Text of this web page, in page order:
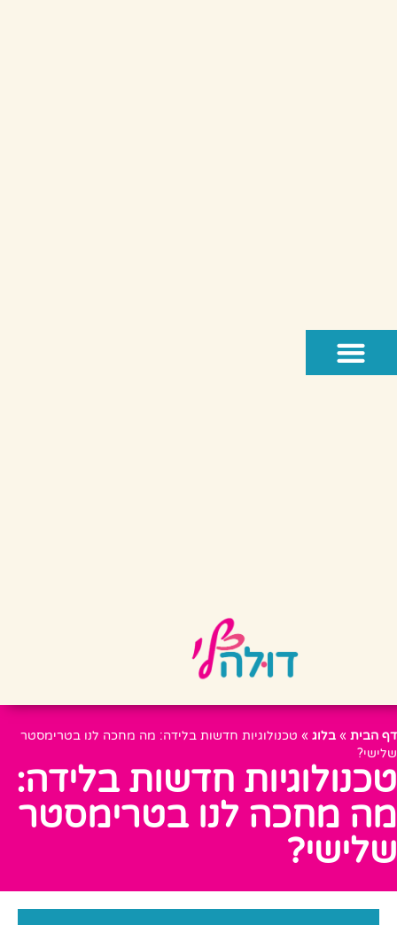
דף הבית » בלוג » טכנולוגיות חדשות בלידה: מה מחכה לנו בטרימסטר
שלישי?
טכנולוגיות חדשות בלידה:
מה מחכה לנו בטרימסטר
שלישי?